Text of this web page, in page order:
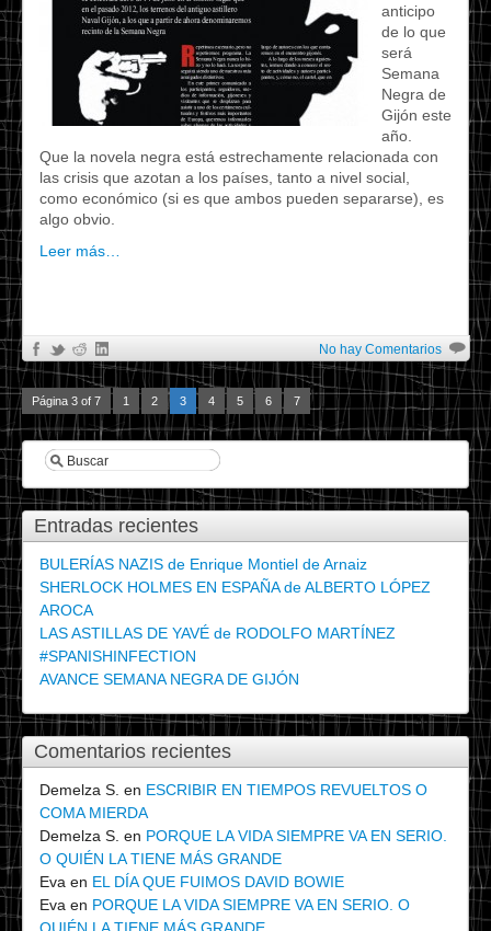
anticipo
de lo que
será
Semana
Negra de
Gijón este
año.
Que la novela negra está estrechamente relacionada con
las crisis que azotan a los países, tanto a nivel social,
como económico (si es que ambos pueden separarse), es
algo obvio.
Leer más…
No hay Comentarios
Página 3 of 7 1 2 3 4 5 6 7
Entradas recientes
BULERÍAS NAZIS de Enrique Montiel de Arnaiz
SHERLOCK HOLMES EN ESPAÑA de ALBERTO LÓPEZ
AROCA
LAS ASTILLAS DE YAVÉ de RODOLFO MARTÍNEZ
#SPANISHINFECTION
AVANCE SEMANA NEGRA DE GIJÓN
Comentarios recientes
Demelza S. en ESCRIBIR EN TIEMPOS REVUELTOS O
COMA MIERDA
Demelza S. en PORQUE LA VIDA SIEMPRE VA EN SERIO.
O QUIÉN LA TIENE MÁS GRANDE
Eva en EL DÍA QUE FUIMOS DAVID BOWIE
Eva en PORQUE LA VIDA SIEMPRE VA EN SERIO. O